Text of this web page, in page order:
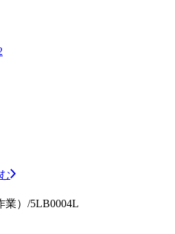
）/5LB0004L